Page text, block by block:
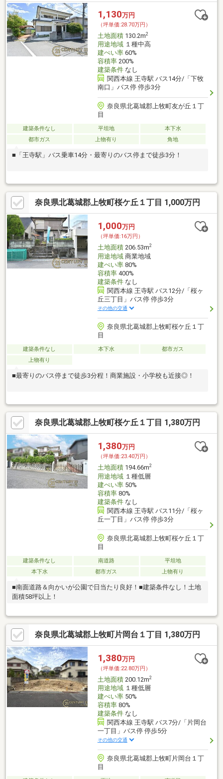
1,130万円
（坪単価:28.70万円）
土地面積130.2m2
用途地域１種中高
建ぺい率60%
容積率200%
建築条件なし
関西本線 王寺駅 バス14分/「下牧
南口」バス停 停歩3分
奈良県北葛城郡上牧町友が丘１丁
目
建築条件なし 平坦地
本下水
都市ガス
上物有り 角地
■「王寺駅」バス乗車14分・最寄りのバス停まで徒歩3分！
奈良県北葛城郡上牧町桜ケ丘１丁目 1,000万円
1,000万円
（坪単価:16万円）
土地面積206.53m2
用途地域商業地域
建ぺい率80%
容積率400%
建築条件なし
関西本線 王寺駅 バス12分/「桜ヶ
丘三丁目」バス停 停歩3分
その他の交通
奈良県北葛城郡上牧町桜ケ丘１丁
目
建築条件なし 本下水
都市ガス
上物有り
■最寄りのバス停まで徒歩3分程！商業施設・小学校も近接◎！
奈良県北葛城郡上牧町桜ケ丘１丁目 1,380万円
1,380万円
（坪単価:23.40万円）
土地面積194.66m2
用途地域１種低層
建ぺい率50%
容積率80%
建築条件なし
関西本線 王寺駅 バス11分/「桜ヶ
丘一丁目」バス停 停歩3分
奈良県北葛城郡上牧町桜ケ丘１丁
目
建築条件なし 南道路
平坦地
本下水
都市ガス 上物有り
■南面道路＆向かいが公園で日当たり良好！■建築条件なし！土地
面積58坪以上！
奈良県北葛城郡上牧町片岡台１丁目 1,380万円
1,380万円
（坪単価:22.80万円）
土地面積200.12m2
用途地域１種低層
建ぺい率50%
容積率80%
建築条件なし
関西本線 王寺駅 バス7分/「片岡台
一丁目」バス停 停歩5分
その他の交通
奈良県北葛城郡上牧町片岡台１丁
目